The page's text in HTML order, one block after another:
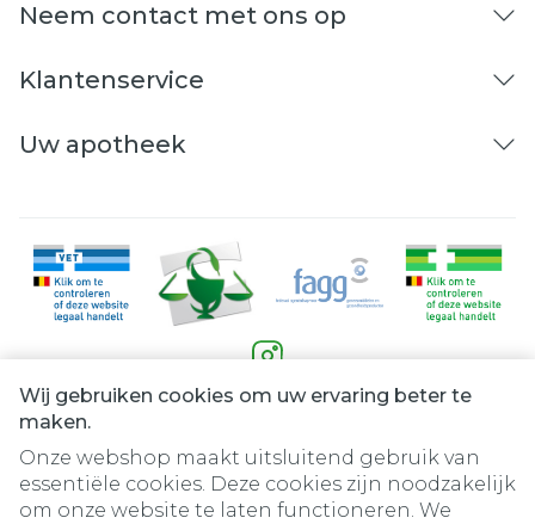
Wij gebruiken cookies om uw ervaring beter te
maken.
Onze webshop maakt uitsluitend gebruik van
essentiële cookies. Deze cookies zijn noodzakelijk
om onze website te laten functioneren. We
Neem contact met ons op
Klantenservice
Uw apotheek
Juridische links